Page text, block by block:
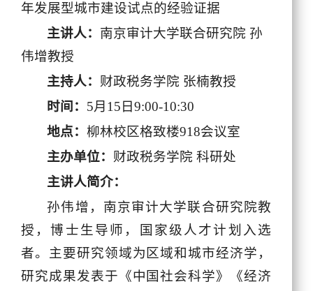
年发展型城市建设试点的经验证据
主讲人： 南京审计大学联合研究院 孙
伟增教授
主持人： 财政税务学院 张楠教授
时间 ： 5月15日9:00-10:30
地点：柳林校区格致楼918会议室
主办单位： 财政税务学院 科研处
主讲人简介：
孙伟增，南京审计大学联合研究院教
授，博士生导师，国家级人才计划入选
者。主要研究领域为区域和城市经济学，
研究成果发表于《中国社会科学》《经济